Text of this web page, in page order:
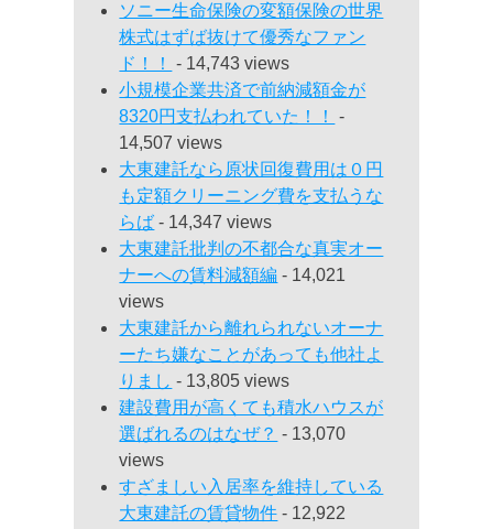
ソニー生命保険の変額保険の世界
株式はずば抜けて優秀なファン
ド！！
- 14,743 views
小規模企業共済で前納減額金が
8320円支払われていた！！
-
14,507 views
大東建託なら原状回復費用は０円
も定額クリーニング費を支払うな
らば - 14,347 views
大東建託批判の不都合な真実オー
ナーへの賃料減額編 - 14,021
views
大東建託から離れられないオーナ
ーたち嫌なことがあっても他社よ
りまし - 13,805 views
建設費用が高くても積水ハウスが
選ばれるのはなぜ？ - 13,070
views
すざましい入居率を維持している
大東建託の賃貸物件 - 12,922